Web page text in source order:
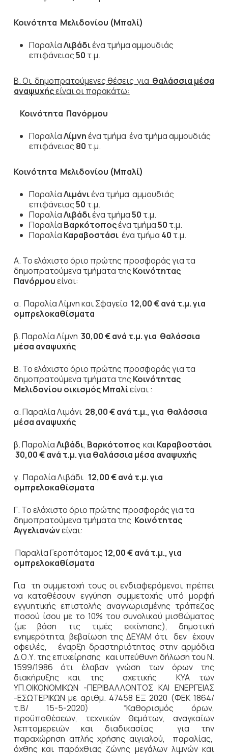
Κοινότητα Μελιδονίου (Μπαλί)
ΠαραλίαΛιβάδιένα τμήμα αμμουδιάς
επιφάνειας50 τ.μ.
Β. Οι δημοπρατούμενες θέσεις για θαλάσσια μέσα
αναψυχήςείναι οι παρακάτω:
Κοινότητα Πανόρμου
ΠαραλίαΛίμνηένα τμήμα ένα τμήμα αμμουδιάς
επιφάνειας 80 τ.μ.
Κοινότητα Μελιδονίου (Μπαλί)
ΠαραλίαΛιμάνιένα τμήμα αμμουδιάς
επιφάνειας50 τ.μ.
ΠαραλίαΛιβάδιένα τμήμα50 τ.μ.
Παραλία Βαρκότοποςένα τμήμα50 τ.μ.
Παραλία Καραβοστάσιένα τμήμα 40 τ.μ.
Α. Το ελάχιστο όριο πρώτης προσφοράς για τα
δημοπρατούμενα τμήματα της Κοινότητας
Πανόρμουείναι:
α. Παραλία Λίμνη και Σφαγεία 12,00 € ανά τ.μ.για
ομπρελοκαθίσματα
β. Παραλία Λίμνη 30,00 € ανά τ.μ.για θαλάσσια
μέσα αναψυχής
Β. Το ελάχιστο όριο πρώτης προσφοράς για τα
δημοπρατούμενα τμήματα της Κοινότητας
Μελιδονίου οικισμός Μπαλίείναι :
α. Παραλία Λιμάνι 28,00 € ανά τ.μ., για θαλάσσια
μέσα αναψυχής
β. ΠαραλίαΛιβάδι, ΒαρκότοποςκαιΚαραβοστάσι
30,00 € ανά τ.μ.για θαλάσσια μέσα αναψυχής
γ. Παραλία Λιβάδι 12,00 € ανά τ.μ. για
ομπρελοκαθίσματα
Γ. Το ελάχιστο όριο πρώτης προσφοράς για τα
δημοπρατούμενα τμήματα της Κοινότητας
Αγγελιανώνείναι:
Παραλία Γεροπόταμος 12,00 € ανά τ.μ., για
ομπρελοκαθίσματα
Για τη συμμετοχή τους οι ενδιαφερόμενοι πρέπει
να καταθέσουν εγγύηση συμμετοχής υπό μορφή
εγγυητικής επιστολής αναγνωρισμένης τράπεζας
ποσού ίσου με το 10% του συνολικού μισθώματος
(με βάση τις τιμές εκκίνησης), δημοτική
ενημερότητα, βεβαίωση της ΔΕΥΑΜ ότι δεν έχουν
οφειλές, έναρξη δραστηριότητας στην αρμόδια
Δ.Ο.Υ. της επιχείρησης και υπεύθυνη δήλωση του Ν.
1599/1986 ότι έλαβαν γνώση των όρων της
διακήρυξης και της σχετικής ΚΥΑ των
ΥΠ.ΟΙΚΟΝΟΜΙΚΩΝ -ΠΕΡΙΒΑΛΛΟΝΤΟΣ ΚΑΙ ΕΝΕΡΓΕΙΑΣ
-ΕΣΩΤΕΡΙΚΩΝ με αριθμ. 47458 ΕΞ 2020 (ΦΕΚ 1864/
τ.Β/ 15-5-2020) “Καθορισμός όρων,
προϋποθέσεων, τεχνικών θεμάτων, αναγκαίων
λεπτομερειών και διαδικασίας για την
παραχώρηση απλής χρήσης αιγιαλού, παραλίας,
όχθης και παρόχθιας ζώνης μεγάλων λιμνών και